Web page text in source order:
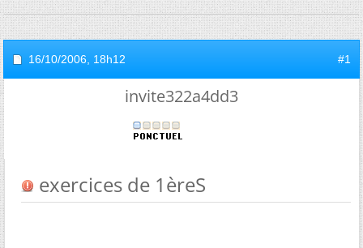
16/10/2006, 18h12 #1
invite322a4dd3
exercices de 1èreS